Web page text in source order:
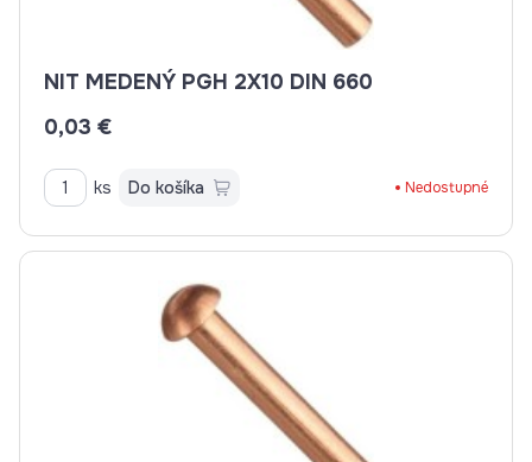
NIT MEDENÝ PGH 2X10 DIN 660
0,03 €
ks Do košíka Nedostupné